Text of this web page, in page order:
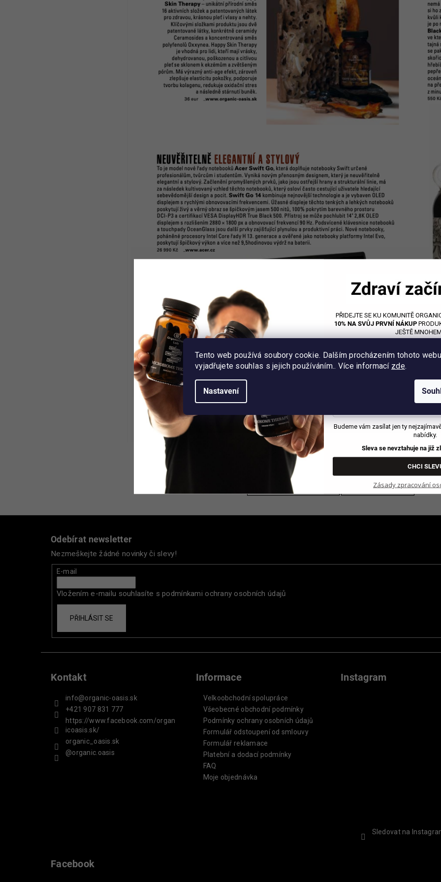
Tento web používá soubory cookie. Dalším procházením tohoto webu
vyjadřujete souhlas s jejich používáním.. Více informací zde.
Nastavení
PŘEDCHOZÍ ČLÁNEK DALŠÍ ČLÁNEK
2 636 Kč
Původně: 3 296 Kč 1 199
Odebírat newsletter
Nezmeškejte žádné novinky či slevy!
E-mail
Vložením e-mailu souhlasíte spodmínkami ochrany osobních údajů
PŘIHLÁSIT SE
Kontakt
info@organic-oasis.sk
+421 907 831 777
https://www.facebook.com/organ
icoasis.sk/
organic_oasis.sk
@organic.oasis
Informace
Velkoobchodní spolupráce
Všeobecné obchodní podmínky
Podmínky ochrany osobních údajů
Formulář odstoupení od smlouvy
Formulář reklamace
Platební a dodací podmínky
FAQ
Moje objednávka
Instagram
Sledovat na
Facebook
PŘIDEJTE SE KU KOMUNITĚ
10% NA SVŮJ PRVNÍ NÁKUP
JEŠTĚ
Budeme vám zasílat jen ty
nabídky.
Sleva se nevztahuje na již
CHCI
Zásady zpracování